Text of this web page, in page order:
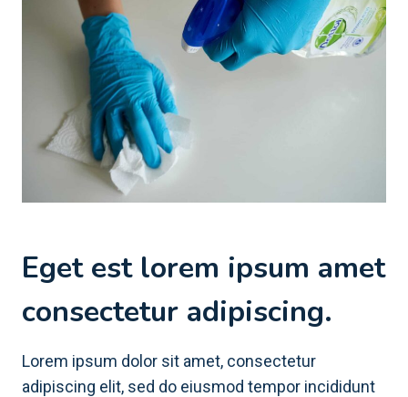
Eget est lorem ipsum amet
consectetur adipiscing.
Lorem ipsum dolor sit amet, consectetur
adipiscing elit, sed do eiusmod tempor incididunt